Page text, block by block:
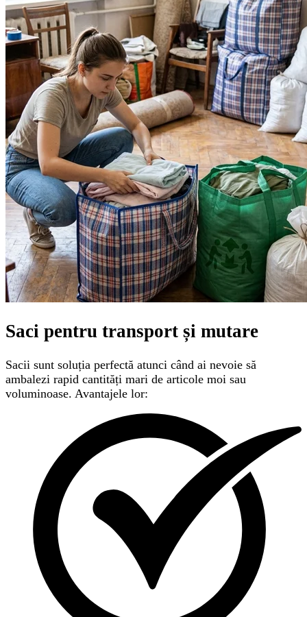
Saci pentru transport și mutare
Sacii sunt soluția perfectă atunci când ai nevoie să
ambalezi rapid cantități mari de articole moi sau
voluminoase. Avantajele lor: